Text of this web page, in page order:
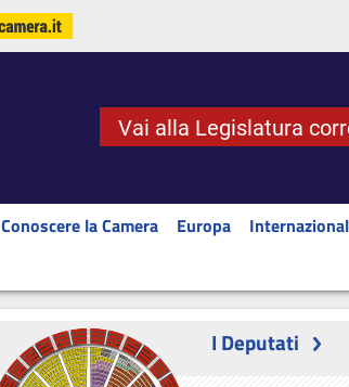
Vai alla Legislatura
Conoscere la Camera Europa
I Deputati